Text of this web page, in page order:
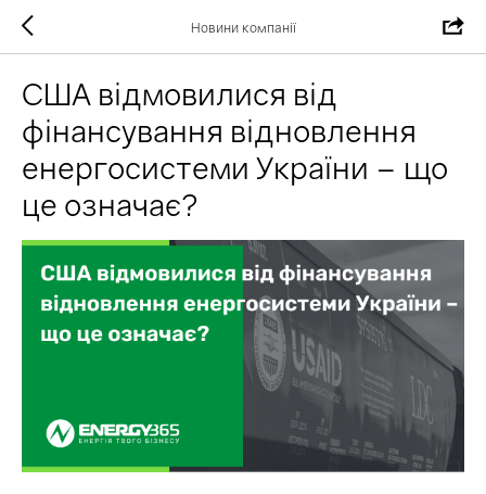
Новини компанії
США відмовилися від
фінансування відновлення
енергосистеми України – що
це означає?